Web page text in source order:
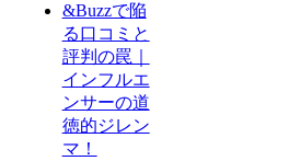
&Buzzで陥
る口コミと
評判の罠｜
インフルエ
ンサーの道
徳的ジレン
マ！